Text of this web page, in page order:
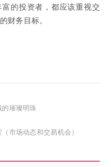
的投资者，都应该重视交
财务目标。
璀璨明珠
市场动态和交易机会）